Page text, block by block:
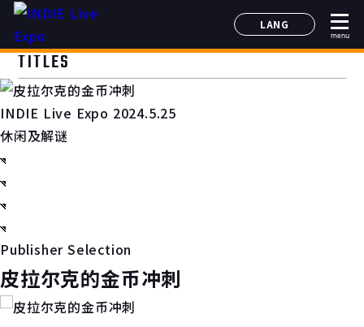
LANG
日本語
menu
TITLES
INDIE Live Expo 2024.5.25
休闲及解谜
Publisher Selection
皮拉尔克的金币冲刺